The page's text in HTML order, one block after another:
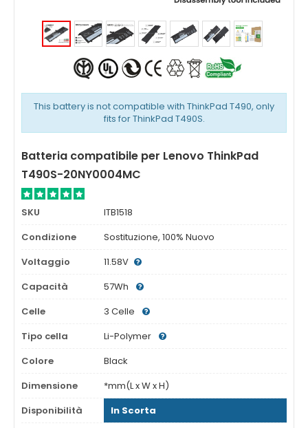
This battery is not compatible with ThinkPad T490, only
fits for ThinkPad T490S.
Batteria compatibile per Lenovo ThinkPad
T490S-20NY0004MC
SKU
ITB1518
Condizione
Sostituzione, 100% Nuovo
Voltaggio
11.58V
Capacità
57Wh
Celle
3 Celle
Tipo cella
Li-Polymer
Colore
Black
Dimensione
*mm(L x W x H)
Disponibilità
In Scorta